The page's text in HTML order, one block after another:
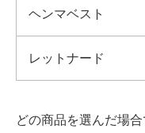
ヘンマベスト
レットナード
どの商品を選んだ場